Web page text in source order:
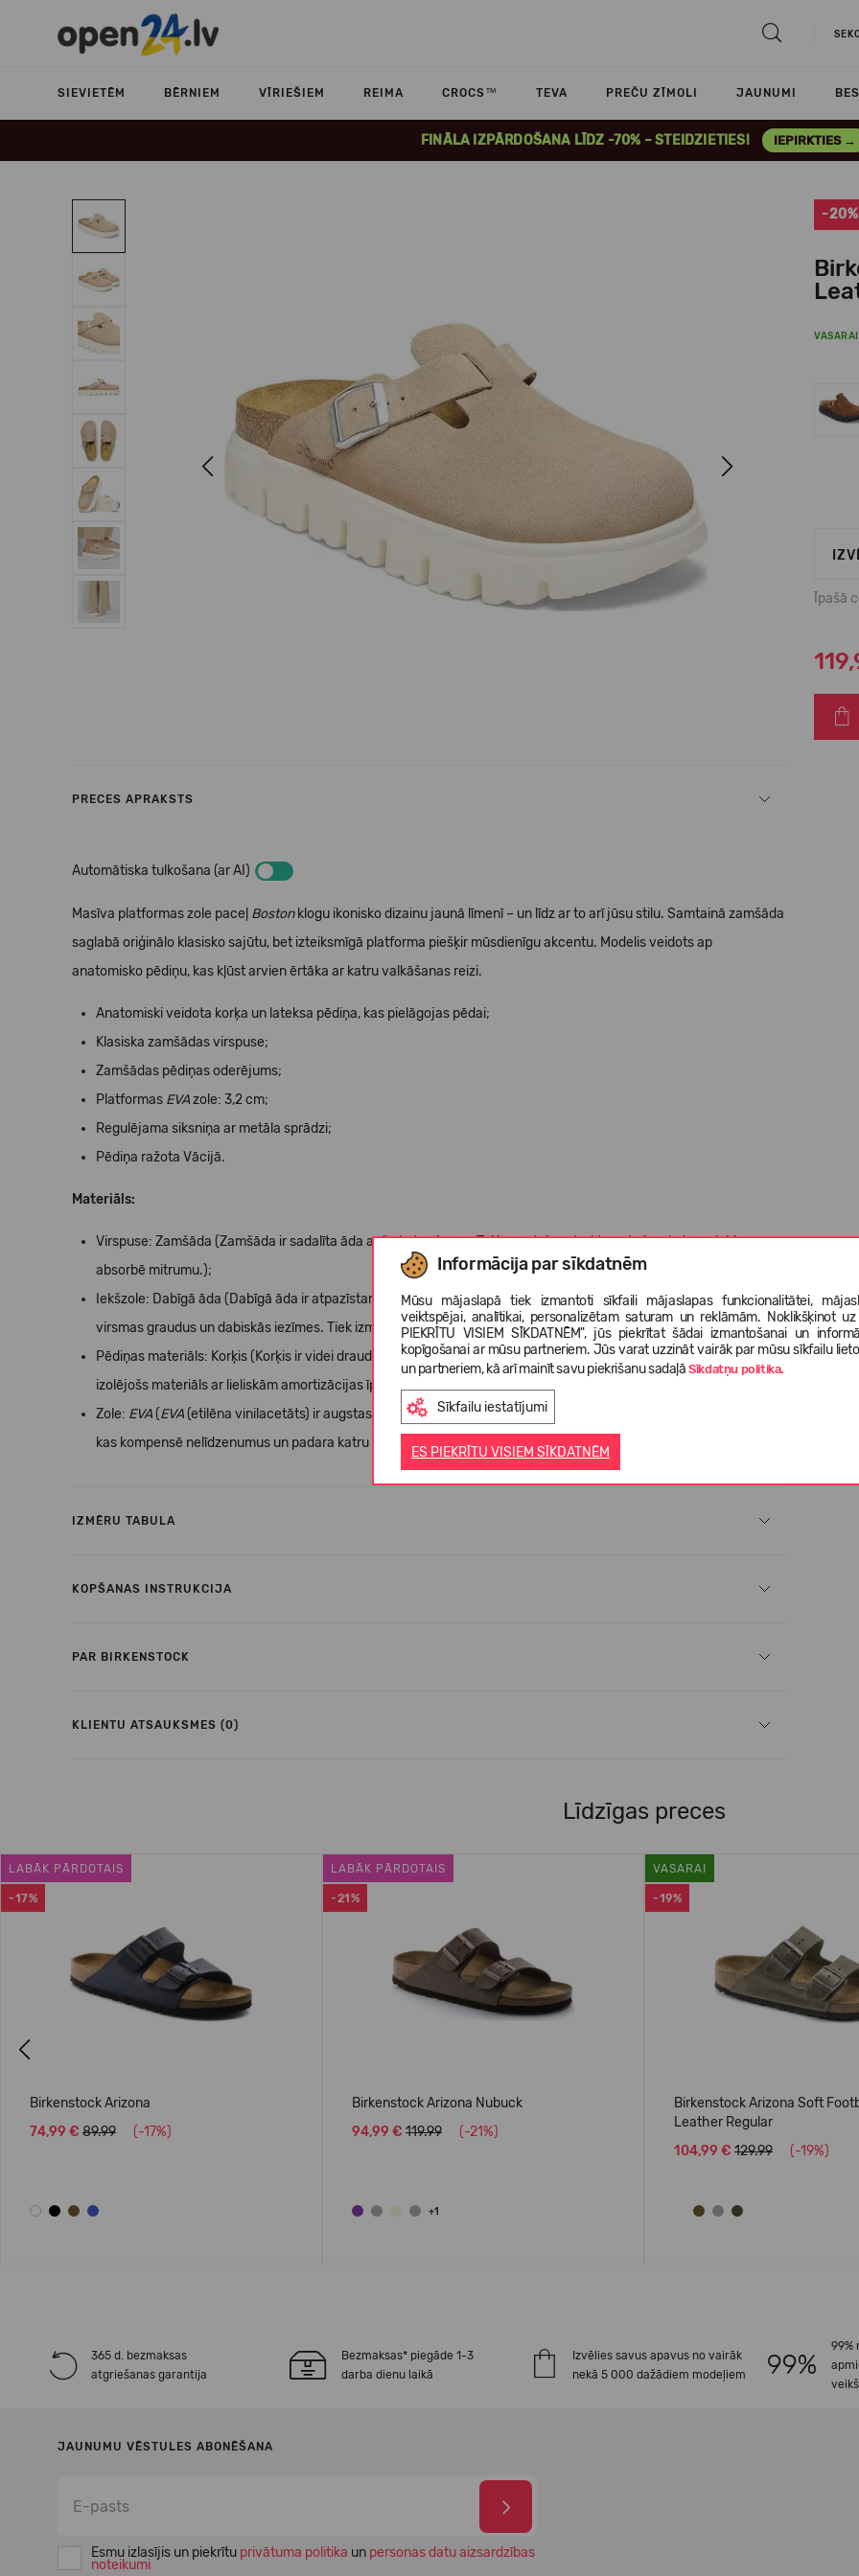
SIEVIETĒM BĒRNIEM VĪRIEŠIEM REIMA CROCS™ TEVA PREČU ZĪMOLI JAUNUMI
FINĀLA IZPĀRDOŠANA LĪDZ -70% – STEIDZIETIES! IEPIRKTIES →
Informācija par sīkdatnēm
Mūsu mājaslapā tiek izmantoti sīkfaili mājaslapas funkcionalitātei,
veiktspējai, analītikai, personalizētam saturam un reklāmām. Noklikšķinot
PIEKRĪTU VISIEM SĪKDATNĒM", jūs piekrītat šādai izmantošanai un
kopīgošanai ar mūsu partneriem. Jūs varat uzzināt vairāk par mūsu sīkfailu
un partneriem, kā arī mainīt savu piekrišanu sadaļāSīkdatņu politika.
Sīkfailu iestatījumi
ES PIEKRĪTU VISIEM SĪKDATNĒM
Next
-20%
VASARAI
Īpašā
PRECES APRAKSTS
Automātiska tulkošana (ar AI)
Masīva platformas zole paceļ Bostonklogu ikonisko dizainu jaunā līmenī – un līdz ar to arī jūsu stilu. Samtainā zamšāda
saglabā oriģinālo klasisko sajūtu, bet izteiksmīgā platforma piešķir mūsdienīgu akcentu. Modelis veidots ap
anatomisko pēdiņu, kas kļūst arvien ērtāka ar katru valkāšanas reizi.
Anatomiski veidota korķa un lateksa pēdiņa, kas pielāgojas pēdai;
Klasiska zamšādas virspuse;
Zamšādas pēdiņas oderējums;
Platformas EVAzole: 3,2 cm;
Regulējama siksniņa ar metāla sprādzi;
Pēdiņa ražota Vācijā.
Materiāls:
Virspuse: Zamšāda (Zamšāda ir sadalīta āda ar švīkātu virsmu. Tai ir samtaina struktūra, tā ir mīksta un labi
absorbē mitrumu.);
Iekšzole: Dabīgā āda (Dabīgā āda ir atpazīstama pēc tās neapstrādātās virsmas.BIRKENSTOCKapzināti neatstāj
virsmas graudus un dabiskās iezīmes. Tiek izmantota izturīga āda ar biezumu 2,8–3,2 mm.);
Pēdiņas materiāls: Korķis (Korķis ir videi draudzīgs materiāls, kas iegūts no korķozola mizas. Tas ir dabisks,
izolējošs materiāls ar lieliskām amortizācijas īpašībām.);
Zole: EVA (EVA (etilēna vinilacetāts) ir augstas kvalitātes, ļoti viegls un elastīgs materiāls ar lielisku amortizāciju,
kas kompensē nelīdzenumus un padara katru soli mīkstāku).
IZMĒRU TABULA
KOPŠANAS INSTRUKCIJA
PAR BIRKENSTOCK
KLIENTU ATSAUKSMES (0)
Līdzīgas preces
-17%
LABĀK PĀRDOTAIS
Birkenstock Arizona
74,99 € 89.99 (-17%)
-21%
LABĀK PĀRDOTAIS
Birkenstock Arizona Nubuck
94,99 € 119.99 (-21%)
+1
-19%
VASARAI
Birkenstock Arizona Soft
Leather Regular
104,99 € 129.99 (-19%)
365 d. bezmaksas
atgriešanas garantija
Bezmaksas* piegāde 1-3
darba dienu laikā
Izvēlies savus apavus no vairāk
nekā 5 000 dažādiem modeļiem
99%
JAUNUMU VĒSTULES ABONĒŠANA
Esmu izlasījis un piekrītu privātuma politika un personas datu aizsardzības
noteikumi